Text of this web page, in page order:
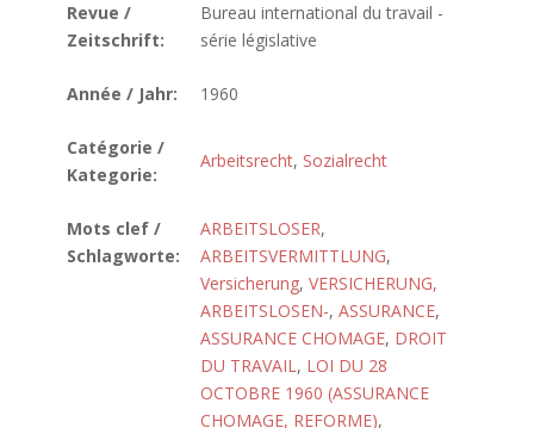
Revue /
Zeitschrift:
Bureau international du travail -
série législative
Année / Jahr: 1960
Catégorie /
Kategorie:
Arbeitsrecht, Sozialrecht
Mots clef /
Schlagworte:
ARBEITSLOSER,
ARBEITSVERMITTLUNG,
Versicherung, VERSICHERUNG,
ARBEITSLOSEN-, ASSURANCE,
ASSURANCE CHOMAGE, DROIT
DU TRAVAIL, LOI DU 28
OCTOBRE 1960 (ASSURANCE
CHOMAGE, REFORME),